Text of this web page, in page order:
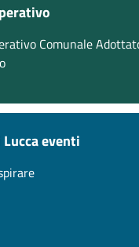
Comunale
eventi